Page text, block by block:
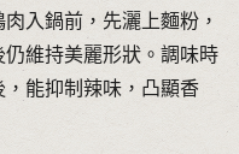
入鍋前，先灑上麵粉，
維持美麗形狀。調味時
能抑制辣味，凸顯香